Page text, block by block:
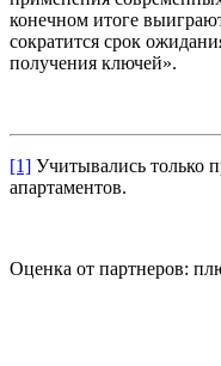
конечном итоге
сократится срок
получения ключей».
[1] Учитывались только
апартаментов.
Оценка от партнеров: